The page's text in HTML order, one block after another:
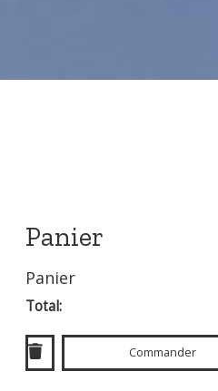
Panier
Panier
Total:
Commander